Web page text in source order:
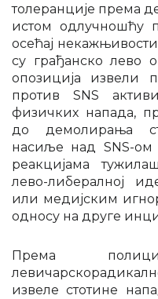
толеранције према
истом одлучношћу
осећај
су грађанско лево
опозиција извели
против SNS
физичких напада,
до демолирања
насиље над SNS-ом
реакцијама
лево-либералној
или медијским
односу на друге
Према
извеле стотине